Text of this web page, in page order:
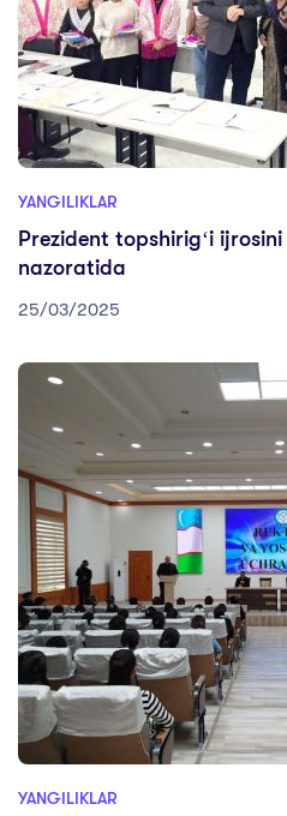
YANGILIKLAR
Prezident topshirigʻi
nazoratida
25/03/2025
YANGILIKLAR